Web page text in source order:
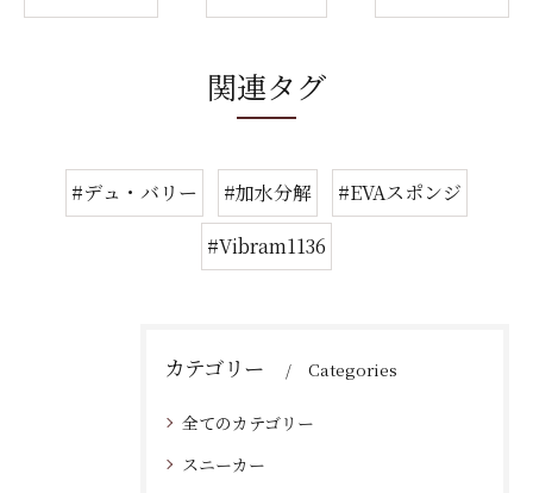
関連タグ
#デュ・バリー #加水分解
#EVAスポンジ
#Vibram1136
カテゴリー Categories
全てのカテゴリー
スニーカー